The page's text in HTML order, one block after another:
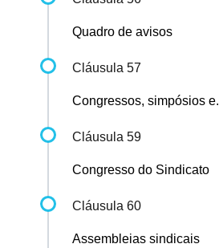
Quadro de avisos
Cláusula 57
Congressos, simpósios
Cláusula 59
Congresso do Sindicato
Cláusula 60
Assembleias sindicais